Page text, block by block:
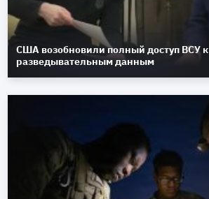
США возобновили полный доступ ВСУ к
разведывательным данным